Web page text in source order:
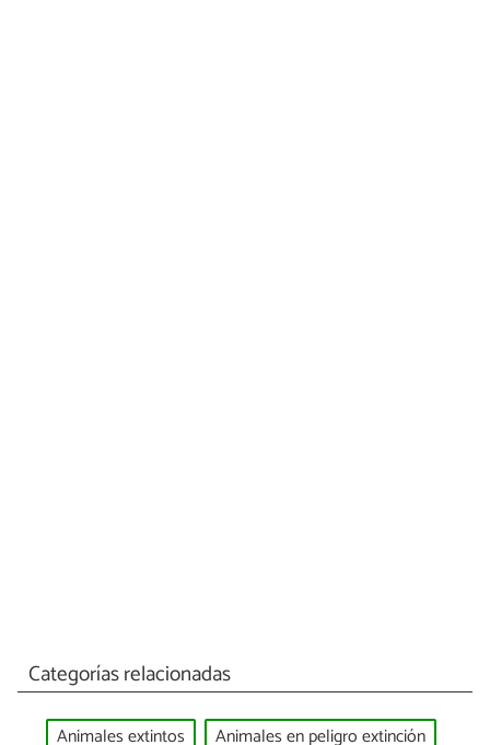
Categorías relacionadas
Animales extintos Animales en peligro extinción